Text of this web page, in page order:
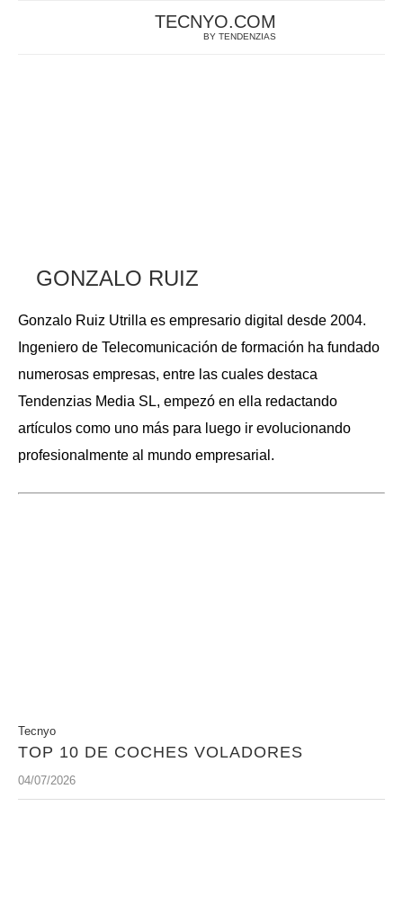
TECNYO.COM
BY TENDENZIAS
GONZALO RUIZ
Gonzalo Ruiz Utrilla es empresario digital desde 2004.
Ingeniero de Telecomunicación de formación ha fundado
numerosas empresas, entre las cuales destaca
Tendenzias Media SL, empezó en ella redactando
artículos como uno más para luego ir evolucionando
profesionalmente al mundo empresarial.
Tecnyo
TOP 10 DE COCHES VOLADORES
04/07/2026